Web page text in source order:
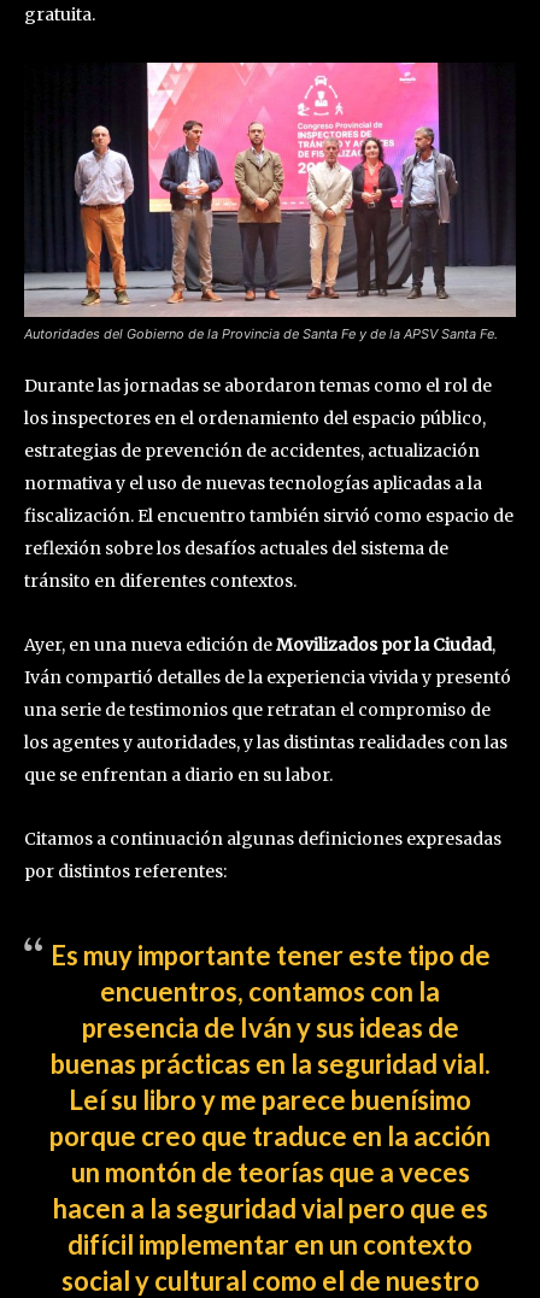
gratuita.
Autoridades del Gobierno de la Provincia de Santa Fe y de la APSV Santa Fe.
Durante las jornadas se abordaron temas como el rol de
los inspectores en el ordenamiento del espacio público,
estrategias de prevención de accidentes, actualización
normativa y el uso de nuevas tecnologías aplicadas a la
fiscalización. El encuentro también sirvió como espacio de
reflexión sobre los desafíos actuales del sistema de
tránsito en diferentes contextos.
Ayer, en una nueva edición deMovilizados por la Ciudad,
Iván compartió detalles de la experiencia vivida y presentó
una serie de testimonios que retratan el compromiso de
los agentes y autoridades, y las distintas realidades con las
que se enfrentan a diario en su labor.
Citamos a continuación algunas definiciones expresadas
por distintos referentes:
Es muy importante tener este tipo de
encuentros, contamos con la
presencia de Iván y sus ideas de
buenas prácticas en la seguridad vial.
Leí su libro y me parece buenísimo
porque creo que traduce en la acción
un montón de teorías que a veces
hacen a la seguridad vial pero que es
difícil implementar en un contexto
social y cultural como el de nuestro